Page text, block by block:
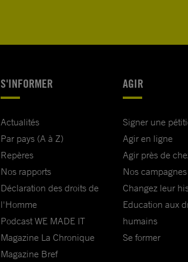
S'INFORMER
Actualités
Par pays (A à Z)
Repères
Nos rapports
Déclaration des droits de
l'Homme
Podcast WE MADE IT
Magazine La Chronique
Magazine Bref
AGIR
Signer une
Agir en ligne
Agir près de
Nos campagnes
Changez leur
Education aux
humains
Se former